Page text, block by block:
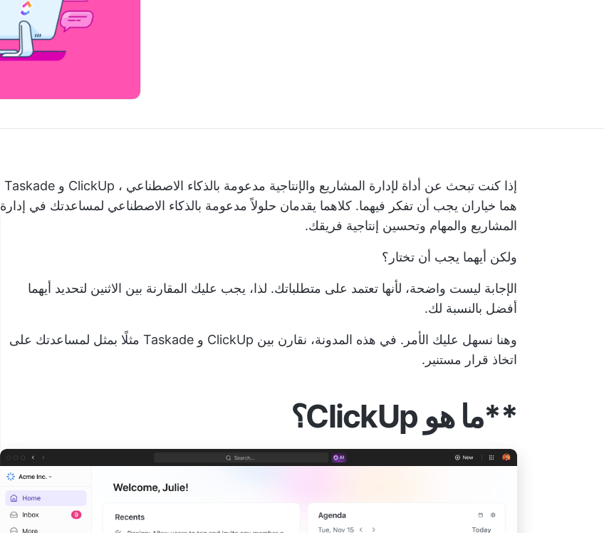
إذا كنت تبحث عن أداة لإدارة المشاريع والإنتاجية مدعومة بالذكاء الاصطناعي
، ClickUp و Taskade
هما خياران يجب أن تفكر فيهما. كلاهما يقدمان حلولاً مدعومة بالذكاء الاصطناعي لمساعدتك في إدارة
المشاريع والمهام وتحسين إنتاجية فريقك.
ولكن أيهما يجب أن تختار؟
الإجابة ليست واضحة، لأنها تعتمد على متطلباتك. لذا، يجب عليك المقارنة بين الاثنين لتحديد أيهما
أفضل بالنسبة لك.
وهنا نسهل عليك الأمر. في هذه المدونة، نقارن بين ClickUp و Taskade مثلًا بمثل لمساعدتك على
اتخاذ قرار مستنير.
**ما هو ClickUp؟